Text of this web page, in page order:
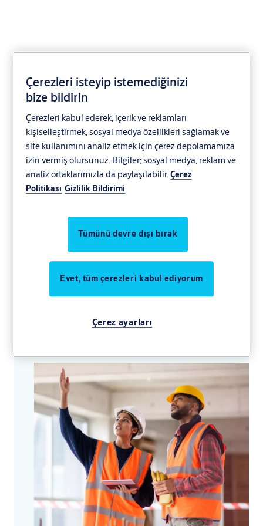
Kağıtsız çalışma
yenilendi
Kurulumdan son kontrole kadar tedarik
edildiği şekliyle bilgileri alın ve
izleyin. Openings Studio kapı, çerçeve ve
donanım nesnelerini oluşturmak ve
görselleştirmek için Building Information
Modeling (BIM - Bina Bilgi Modellemesi)
değişiklikleri gerçek zamanlı ve sorunsuz
zamanı daha iyi ve daha verimli yönetmesine
Çerezleri isteyip istemediğinizi
bize bildirin
Çerezleri kabul ederek, içerik ve reklamları
kişiselleştirmek, sosyal medya özellikleri sağlamak ve
site kullanımını analiz etmek için çerez depolamamıza
izin vermiş olursunuz. Bilgiler; sosyal medya, reklam ve
analiz ortaklarımızla da paylaşılabilir.Çerez
Politikası Gizlilik Bildirimi
Tümünü devre dışı bırak
Evet, tüm çerezleri kabul ediyorum
Çerez ayarları